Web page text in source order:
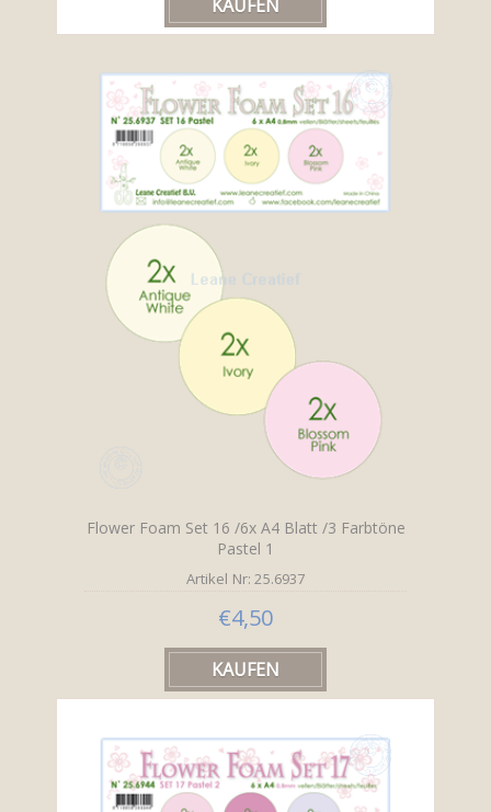
Flower Foam Set 16 /6x A4 Blatt /3 Farbtöne
Pastel 1
Artikel Nr: 25.6937
€4,50